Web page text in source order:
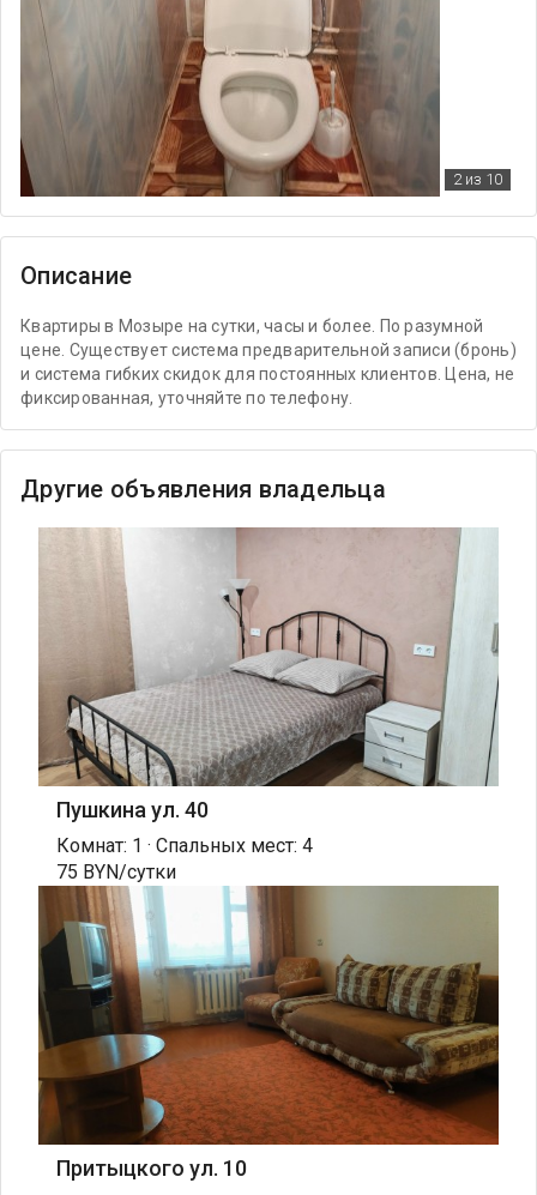
2из 10
Описание
Квартиры в Мозыре на сутки, часы и более. По разумной
цене. Существует система предварительной записи (бронь)
и система гибких скидок для постоянных клиентов. Цена, не
фиксированная, уточняйте по телефону.
Другие объявления владельца
Пушкина ул. 40
Комнат: 1 · Спальных мест: 4
75 BYN/сутки
Притыцкого ул. 10